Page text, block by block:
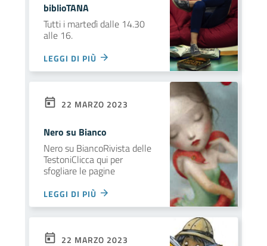
biblioTANA
Tutti i martedì dalle 14.30
alle 16.
LEGGI DI PIÙ
22 MARZO 2023
Nero su Bianco
Nero su BiancoRivista delle
TestoniClicca qui per
sfogliare le pagine
LEGGI DI PIÙ
22 MARZO 2023